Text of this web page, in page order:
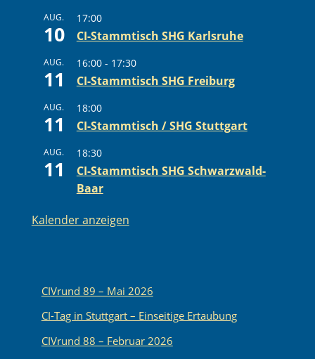
AUG.
10
17:00
CI-Stammtisch SHG Karlsruhe
AUG.
11
16:00- 17:30
CI-Stammtisch SHG Freiburg
AUG.
11
18:00
CI-Stammtisch / SHG Stuttgart
AUG.
11
18:30
CI-Stammtisch SHG Schwarzwald-
Baar
Kalender anzeigen
CIVrund 89 – Mai 2026
CI-Tag in Stuttgart – Einseitige Ertaubung
CIVrund 88 – Februar 2026